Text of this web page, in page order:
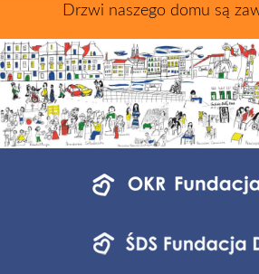
Drzwi naszego domu są